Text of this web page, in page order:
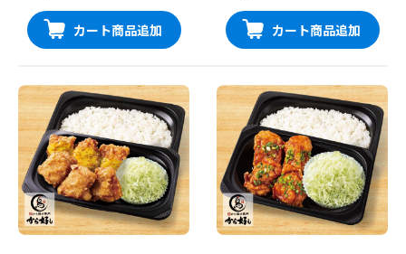
カート商品追加 カート商品追加